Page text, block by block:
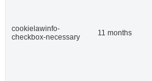
cookielawinfo-
checkbox-necessary
11 months